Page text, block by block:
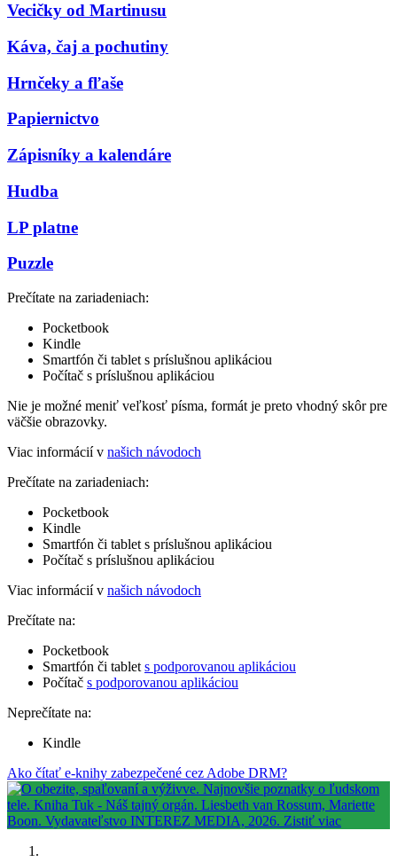
Vecičky od Martinusu
Káva, čaj a pochutiny
Hrnčeky a fľaše
Papiernictvo
Zápisníky a kalendáre
Hudba
LP platne
Puzzle
Prečítate na zariadeniach:
Pocketbook
Kindle
Smartfón či tablet s príslušnou aplikáciou
Počítač s príslušnou aplikáciou
Nie je možné meniť veľkosť písma, formát je preto vhodný skôr pre
väčšie obrazovky.
Viac informácií v našich návodoch
Prečítate na zariadeniach:
Pocketbook
Kindle
Smartfón či tablet s príslušnou aplikáciou
Počítač s príslušnou aplikáciou
Viac informácií v našich návodoch
Prečítate na:
Pocketbook
Smartfón či tablet s podporovanou aplikáciou
Počítač s podporovanou aplikáciou
Neprečítate na:
Kindle
Ako čítať e-knihy zabezpečené cez Adobe DRM?